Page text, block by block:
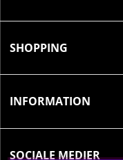
SHOPPING
INFORMATION
SOCIALE MEDIER